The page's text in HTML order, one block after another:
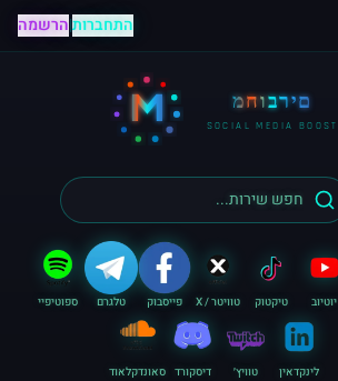
התחברות|הרשמה
M מחוברים
SOCIAL MEDIA BOOST
יוטיוב טיקטוק טוויטר / X פייסבוק טלגרם ספוטיפיי
לינקדאין טוויץ׳ דיסקורד סאונדקלאוד